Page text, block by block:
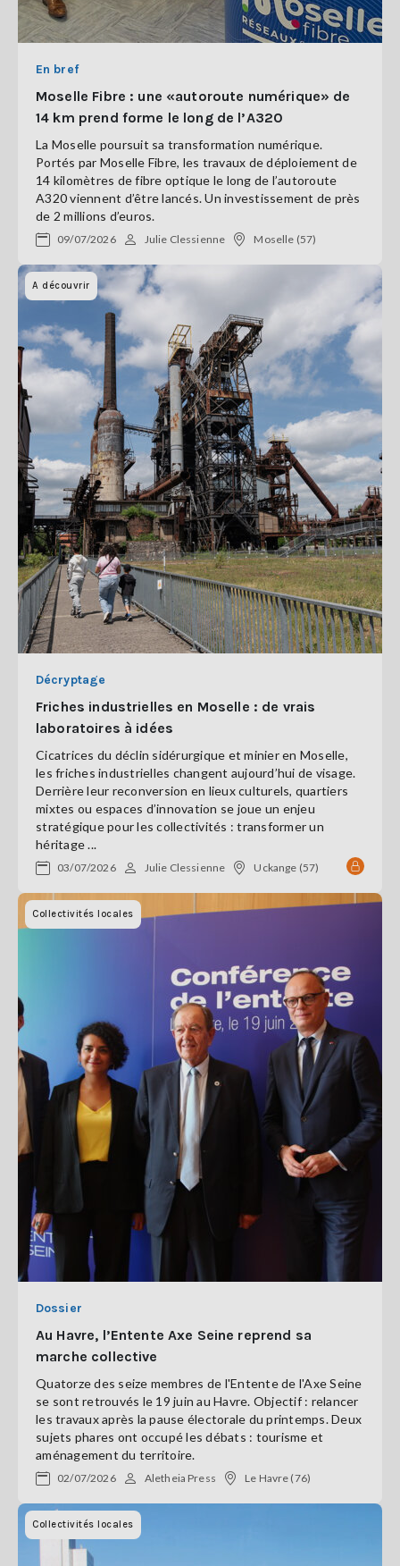
En bref
Moselle Fibre : une «autoroute numérique» de
14 km prend forme le long de l’A320
La Moselle poursuit sa transformation numérique.
Portés par Moselle Fibre, les travaux de déploiement de
14 kilomètres de fibre optique le long de l’autoroute
A320 viennent d’être lancés. Un investissement de près
de 2 millions d’euros.
09/07/2026 Julie Clessienne Moselle (57)
A découvrir
Décryptage
Friches industrielles en Moselle : de vrais
laboratoires à idées
Cicatrices du déclin sidérurgique et minier en Moselle,
les friches industrielles changent aujourd’hui de visage.
Derrière leur reconversion en lieux culturels, quartiers
mixtes ou espaces d’innovation se joue un enjeu
stratégique pour les collectivités : transformer un
héritage ...
03/07/2026 Julie Clessienne Uckange (57)
Collectivités locales
Dossier
Au Havre, l’Entente Axe Seine reprend sa
marche collective
Quatorze des seize membres de l'Entente de l'Axe Seine
se sont retrouvés le 19 juin au Havre. Objectif : relancer
les travaux après la pause électorale du printemps. Deux
sujets phares ont occupé les débats : tourisme et
aménagement du territoire.
02/07/2026 Aletheia Press Le Havre (76)
Collectivités locales